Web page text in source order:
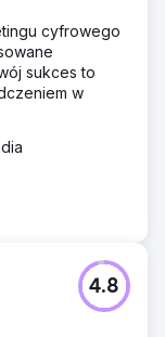
cyfrowego
sukces to
w
4.8